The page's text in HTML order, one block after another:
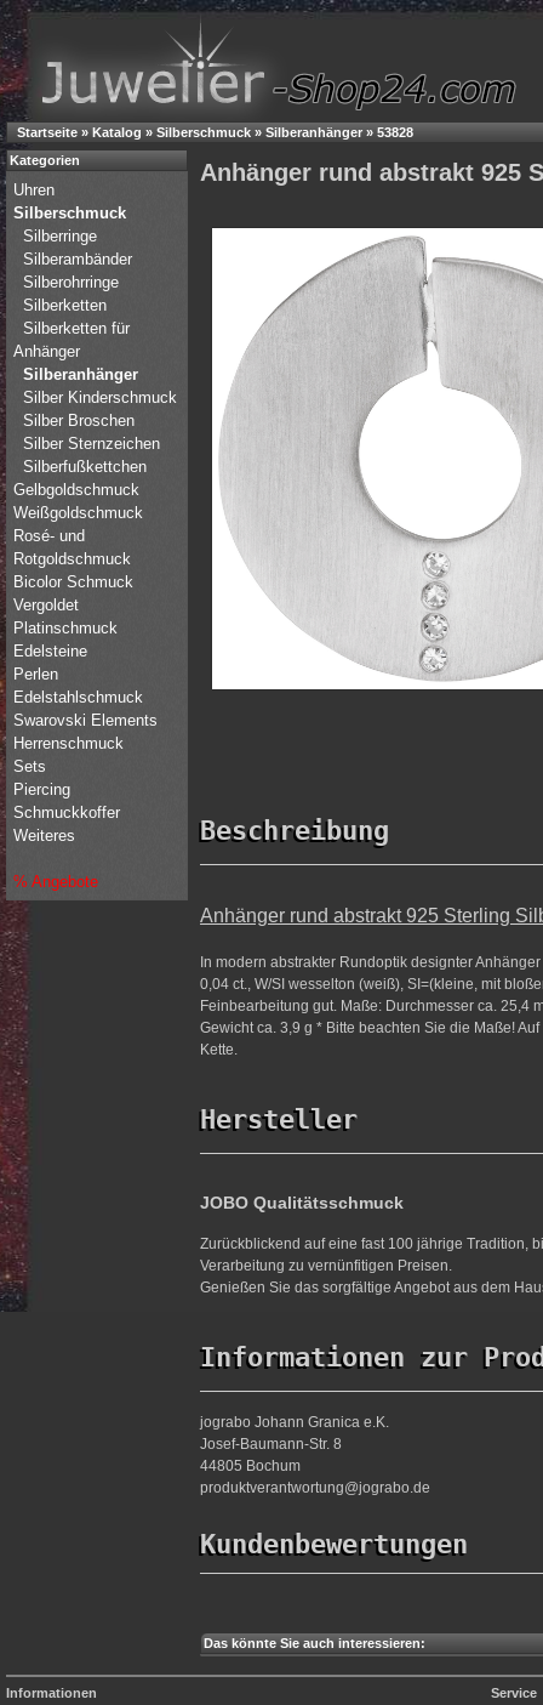
Startseite » Katalog » Silberschmuck » Silberanhänger» 53828
Anhänger rund abstrakt 925
Beschreibung
Anhänger rund abstrakt 925 Sterling
In modern abstrakter Rundoptik designter
0,04 ct., W/SI wesselton (weiß), SI=(kleine, mit
Feinbearbeitung gut. Maße: Durchmesser ca. 25,4
Gewicht ca. 3,9 g * Bitte beachten Sie die Maße!
Kette.
Hersteller
JOBO Qualitätsschmuck
Zurückblickend auf eine fast 100 jährige Tradition,
Verarbeitung zu vernünfitigen Preisen.
Genießen Sie das sorgfältige Angebot aus dem
Informationen zur
jograbo Johann Granica e.K.
Josef-Baumann-Str. 8
44805 Bochum
produktverantwortung@jograbo.de
Kundenbewertungen
Das könnte Sie auch interessieren:
Kategorien
Uhren
Silberschmuck
Silberringe
Silberambänder
Silberohrringe
Silberketten
Silberketten für
Anhänger
Silberanhänger
Silber Kinderschmuck
Silber Broschen
Silber Sternzeichen
Silberfußkettchen
Gelbgoldschmuck
Weißgoldschmuck
Rosé- und
Rotgoldschmuck
Bicolor Schmuck
Vergoldet
Platinschmuck
Edelsteine
Perlen
Edelstahlschmuck
Swarovski Elements
Herrenschmuck
Sets
Piercing
Schmuckkoffer
Weiteres
% Angebote
Informationen
Service